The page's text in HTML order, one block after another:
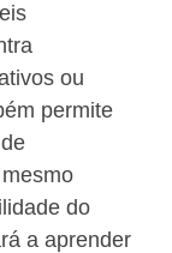
ou
permite
do
a aprender